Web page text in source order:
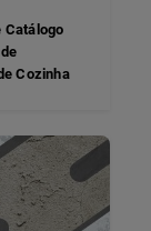
Catálogo
Cozinha